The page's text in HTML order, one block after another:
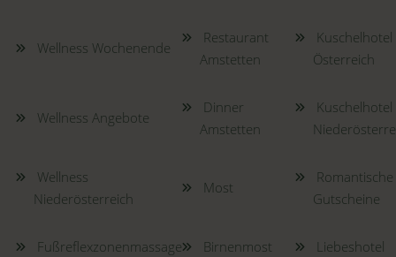
Wellness Wochenende
Restaurant
Amstetten
Kuschelhotel
Österreich
Wellness Angebote
Dinner
Amstetten
Kuschelhotel
Wellness
Niederösterreich
Most
Romantische
Gutscheine
Fußreflexzonenmassage Birnenmost Liebeshotel